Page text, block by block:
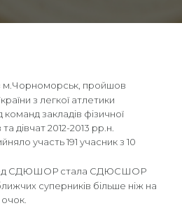
м.Чорноморськ, пройшов
з легкої атлетики
закладів фізичної
дівчат 2012-2013 рр.н.
участь 191 учасник з 10
СДЮШОР стала СДЮСШОР
суперників більше ніж на